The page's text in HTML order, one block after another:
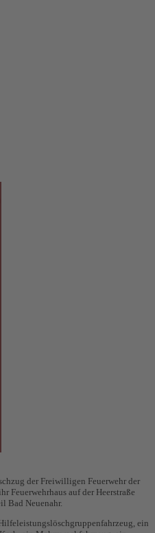
der Freiwilligen Feuerwehr der
Feuerwehrhaus auf der Heerstraße
Bad Neuenahr.
ein